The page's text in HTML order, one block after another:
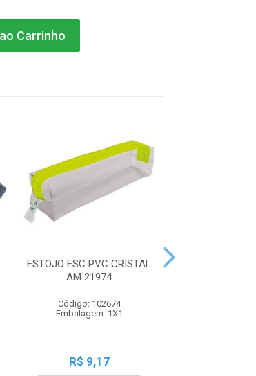
Carrinho
ESTOJO ESC PVC CRISTAL
AM 21974
Código: 102674
Embalagem: 1X1
R$ 9,17